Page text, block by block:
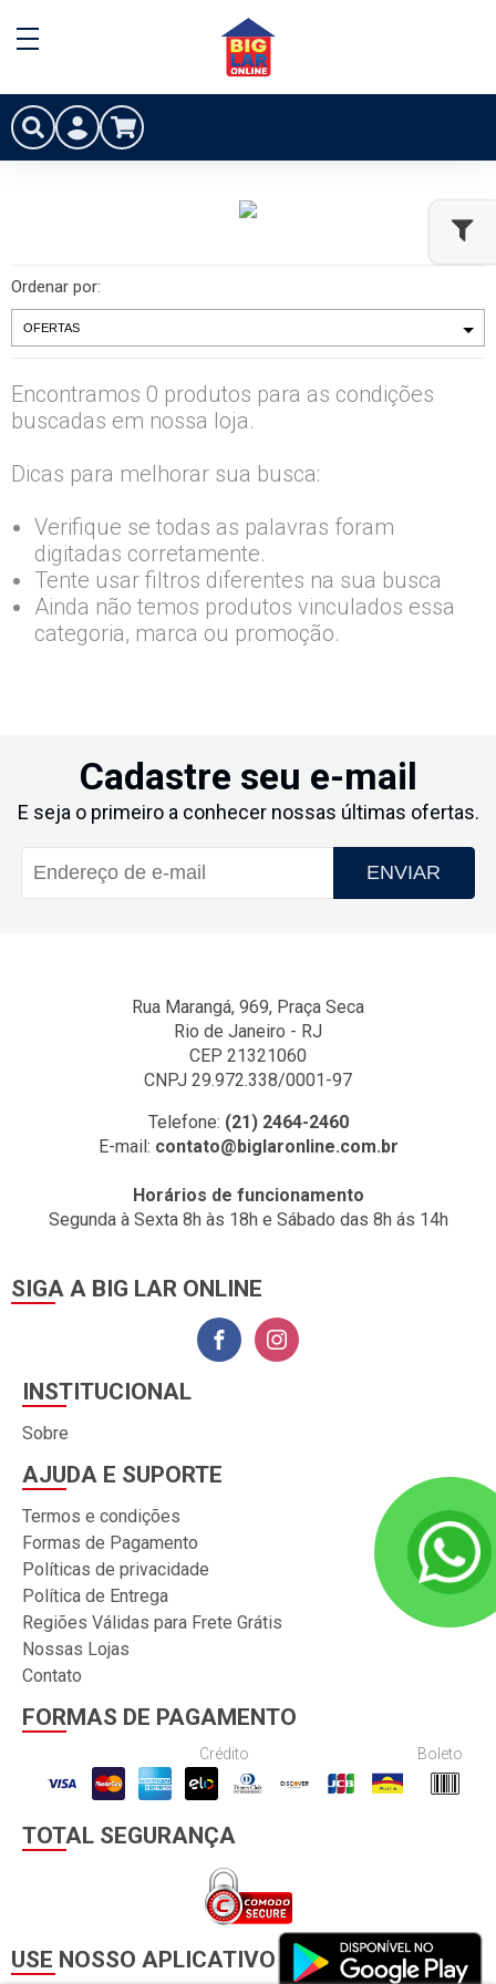
Ordenar por:
Encontramos 0 produtos para as condições
buscadas em nossa loja.
Dicas para melhorar sua busca:
Verifique se todas as palavras foram
digitadas corretamente.
Tente usar filtros diferentes na sua busca
Ainda não temos produtos vinculados essa
categoria, marca ou promoção.
Cadastre seu e-mail
E seja o primeiro a conhecer nossas últimas ofertas.
ENVIAR
Rua Marangá, 969, Praça Seca
Rio de Janeiro - RJ
CEP 21321060
CNPJ 29.972.338/0001-97
Telefone: (21) 2464-2460
E-mail: contato@biglaronline.com.br
Horários de funcionamento
Segunda à Sexta 8h às 18h e Sábado das 8h ás 14h
SIGA A BIG LAR ONLINE
INSTITUCIONAL
Sobre
AJUDA E SUPORTE
Termos e condições
Formas de Pagamento
Políticas de privacidade
Política de Entrega
Regiões Válidas para Frete Grátis
Nossas Lojas
Contato
FORMAS DE PAGAMENTO
Crédito Boleto
TOTAL SEGURANÇA
USE NOSSO APLICATIVO